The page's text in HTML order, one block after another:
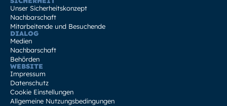
Unser Sicherheitskonzept
Nachbarschaft
Mitarbeitende und Besuchende
DIALOG
Medien
Nachbarschaft
Behörden
WEBSITE
Impressum
Datenschutz
Cookie Einstellungen
Allgemeine Nutzungsbedingungen